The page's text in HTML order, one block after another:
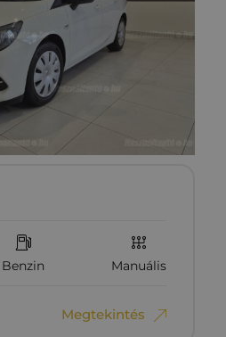
Benzin Manuális
Megtekintés